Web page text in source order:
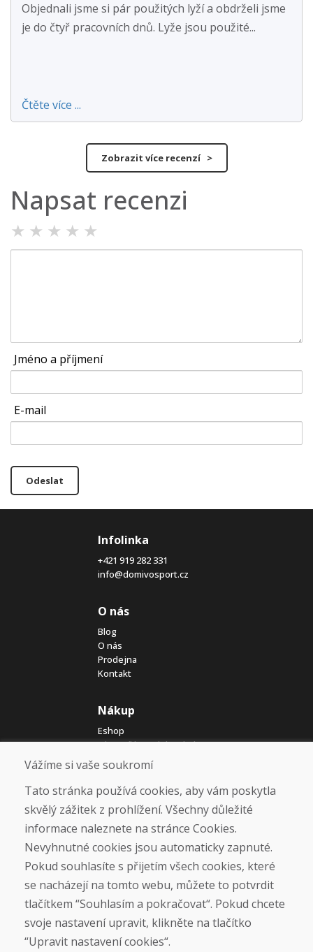
Objednali jsme si pár použitých lyží a obdrželi jsme
je do čtyř pracovních dnů. Lyže jsou použité...
Čtěte více ...
Zobrazit více recenzí >
Napsat recenzi
★ ★ ★ ★ ★
Jméno a příjmení
E-mail
Odeslat
Infolinka
+421 919 282 331
info@domivosport.cz
O nás
Blog
O nás
Prodejna
Kontakt
Nákup
Eshop
Jak posíláme elektrokola
Obchodní podmínky
Doprava
Platba
Vrácení a výměna zboží
Ochrana osobních údajů
Cookies
Sociální sítě
Vážíme si vaše soukromí
Tato stránka používá cookies, aby vám poskytla
skvělý zážitek z prohlížení. Všechny důležité
informace naleznete na stránce Cookies.
Nevyhnutné cookies jsou automaticky zapnuté.
Pokud souhlasíte s přijetím všech cookies, které
se nacházejí na tomto webu, můžete to potvrdit
tlačítkem “Souhlasím a pokračovat“. Pokud chcete
svoje nastavení upravit, klikněte na tlačítko
“Upravit nastavení cookies“.